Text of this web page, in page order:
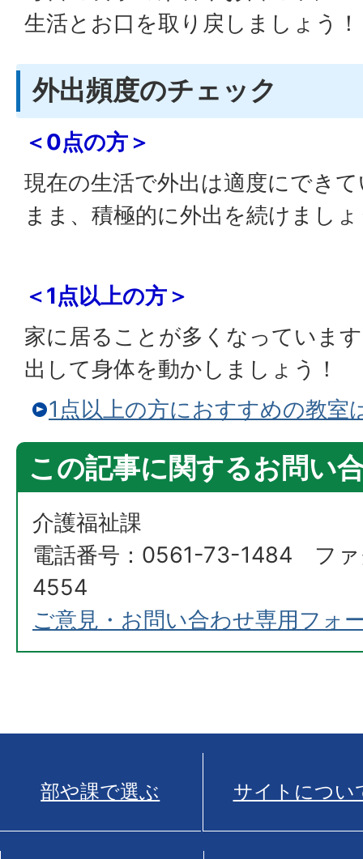
生活とお口を取り戻しましょう！
外出頻度のチェック
＜0点の方＞
現在の生活で外出は適度にでき
まま、積極的に外出を続けまし
＜1点以上の方＞
家に居ることが多くなっていま
出して身体を動かしましょう！
1点以上の方におすすめの教室
この記事に関するお問い
介護福祉課
電話番号：0561-73-1484 フ
4554
ご意見・お問い合わせ専用フォ
部や課で選ぶ サイトについ